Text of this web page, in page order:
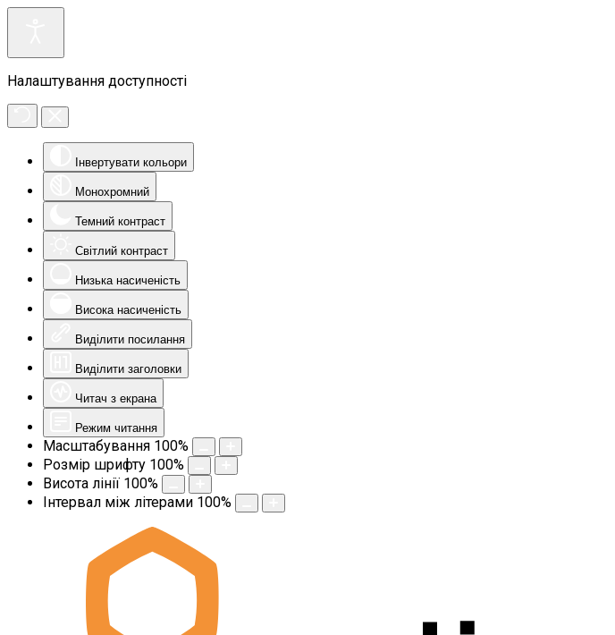
Налаштування доступності
Інвертувати кольори
Монохромний
Темний контраст
Світлий контраст
Низька насиченість
Висока насиченість
Виділити посилання
Виділити заголовки
Читач з екрана
Режим читання
Масштабування 100%
Розмір шрифту 100%
Висота лінії 100%
Інтервал між літерами 100%